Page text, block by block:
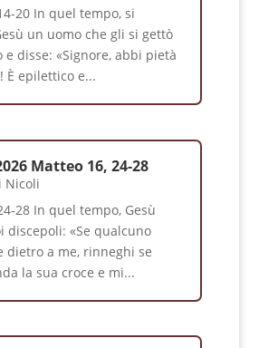
20 In quel tempo, si
un uomo che gli si gettò
e disse: «Signore, abbi pietà
È epilettico e...
Matteo 16, 24-28
Nicoli
28 In quel tempo, Gesù
discepoli: «Se qualcuno
dietro a me, rinneghi se
la sua croce e mi...